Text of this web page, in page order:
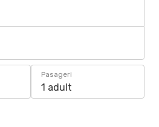
Pasageri
1 adult